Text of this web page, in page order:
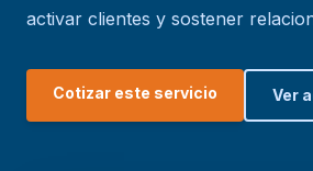
activar clientes y sostener
Cotizar este servicio Ver